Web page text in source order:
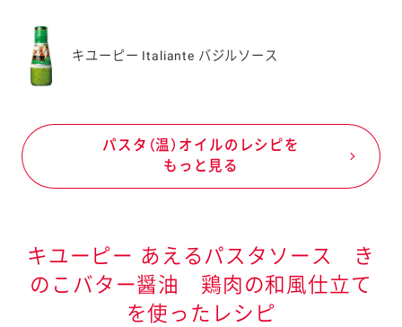
キユーピー Italiante バジルソース
パスタ（温）オイルのレシピを
もっと見る
キユーピー あえるパスタソース き
のこバター醤油 鶏肉の和風仕立て
を使ったレシピ